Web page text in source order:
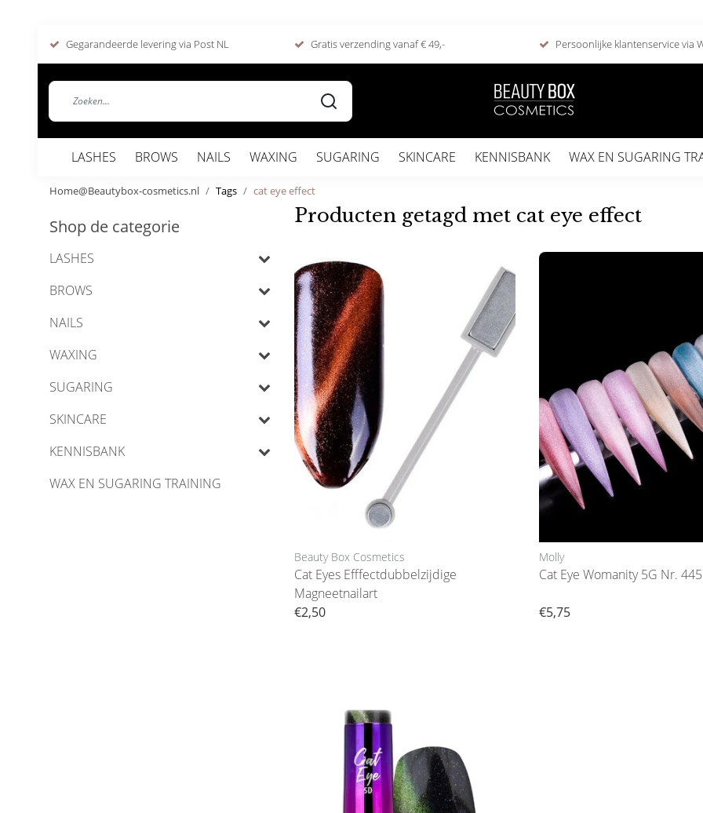
Gegarandeerde levering via Post NL Gratis verzending vanaf € 49,- Persoonlijke klantenservice via
LASHES BROWS NAILS WAXING SUGARING SKINCARE KENNISBANK WAX EN SUGARING
Home@Beautybox-cosmetics.nl Tags cat eye effect
Shop de categorie
LASHES
BROWS
NAILS
WAXING
SUGARING
SKINCARE
KENNISBANK
WAX EN SUGARING TRAINING
Producten getagd met cat eye effect
Beauty Box Cosmetics
Cat Eyes Efffectdubbelzijdige
Magneetnailart
€2,50
Molly
Cat Eye Womanity 5G Nr. 445
€5,75